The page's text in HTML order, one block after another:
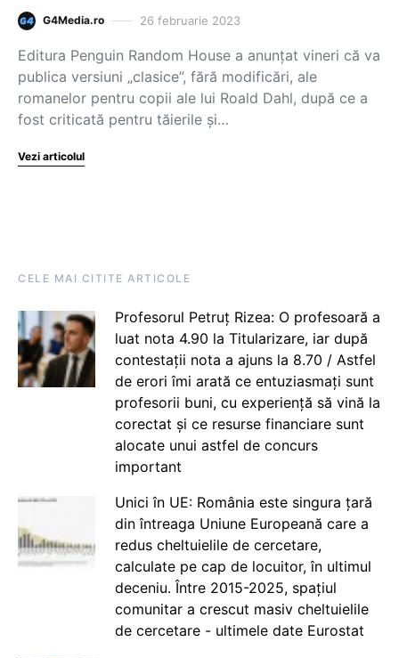
G4Media.ro 26 februarie 2023
Editura Penguin Random House a anunțat vineri că va
publica versiuni „clasice”, fără modificări, ale
romanelor pentru copii ale lui Roald Dahl, după ce a
fost criticată pentru tăierile și…
Vezi articolul
CELE MAI CITITE ARTICOLE
Profesorul Petruț Rizea: O profesoară a
luat nota 4.90 la Titularizare, iar după
contestații nota a ajuns la 8.70 / Astfel
de erori îmi arată ce entuziasmați sunt
profesorii buni, cu experiență să vină la
corectat și ce resurse financiare sunt
alocate unui astfel de concurs
important
Unici în UE: România este singura țară
din întreaga Uniune Europeană care a
redus cheltuielile de cercetare,
calculate pe cap de locuitor, în ultimul
deceniu. Între 2015-2025, spațiul
comunitar a crescut masiv cheltuielile
de cercetare - ultimele date Eurostat